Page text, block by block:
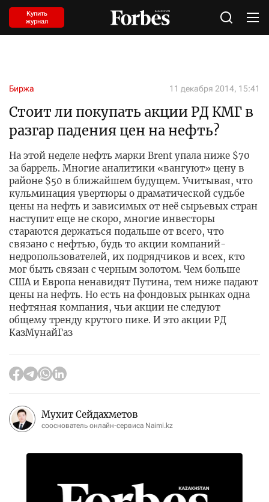
Купить
журнал
Биржа 11 декабря 2014, 15:41
Стоит ли покупать акции РД КМГ в
разгар падения цен на нефть?
На этой неделе нефть марки Brent упала ниже $70
за баррель. Многие аналитики «вангуют» цену в
районе $50 в ближайшем будущем. Учитывая, что
кульминация увертюры о драматической судьбе
цены на нефть и зависимых от неё сырьевых стран
наступит еще не скоро, многие инвесторы
стараются держаться подальше от всего, что
связано с нефтью, будь то акции компаний-
недропользователей, их подрядчиков и всех, кто
мог быть связан с черным золотом. Чем больше
США и Европа ненавидят Путина, тем ниже падают
цены на нефть. Но есть на фондовых рынках одна
нефтяная компания, чьи акции не следуют
общему тренду крутого пике. И это акции РД
КазМунайГаз
Мухит Сейдахметов
сооснователь онлайн-сервиса Naimi.kz